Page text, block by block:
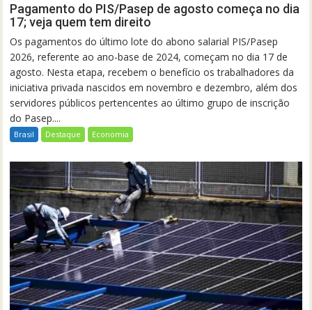
Pagamento do PIS/Pasep de agosto começa no dia
17; veja quem tem direito
Os pagamentos do último lote do abono salarial PIS/Pasep
2026, referente ao ano-base de 2024, começam no dia 17 de
agosto. Nesta etapa, recebem o benefício os trabalhadores da
iniciativa privada nascidos em novembro e dezembro, além dos
servidores públicos pertencentes ao último grupo de inscrição
do Pasep....
Brasil Destaque Economia